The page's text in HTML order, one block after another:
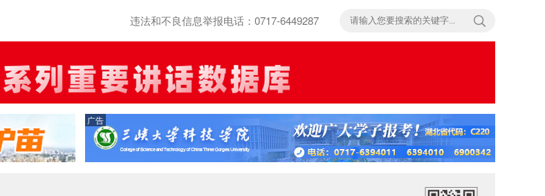
违法和不良信息举报电话：0717-6449287
广告